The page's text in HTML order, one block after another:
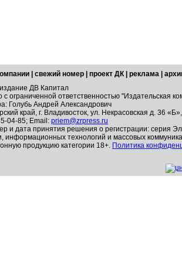
свежий номер проект ДК реклама
ДВ Капитал
ограниченной ответственностью "Издательская
Голубь Андрей Александрович
край, г. Владивосток, ул. Некрасовская д. 36
04-85; Email: priem@zrpress.ru
и дата принятия решения о регистрации: серия
информационных технологий и массовых
продукцию категории 18+. Политика